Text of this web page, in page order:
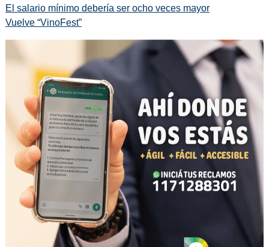
El salario mínimo debería ser ocho veces mayor
Vuelve “VinoFest”